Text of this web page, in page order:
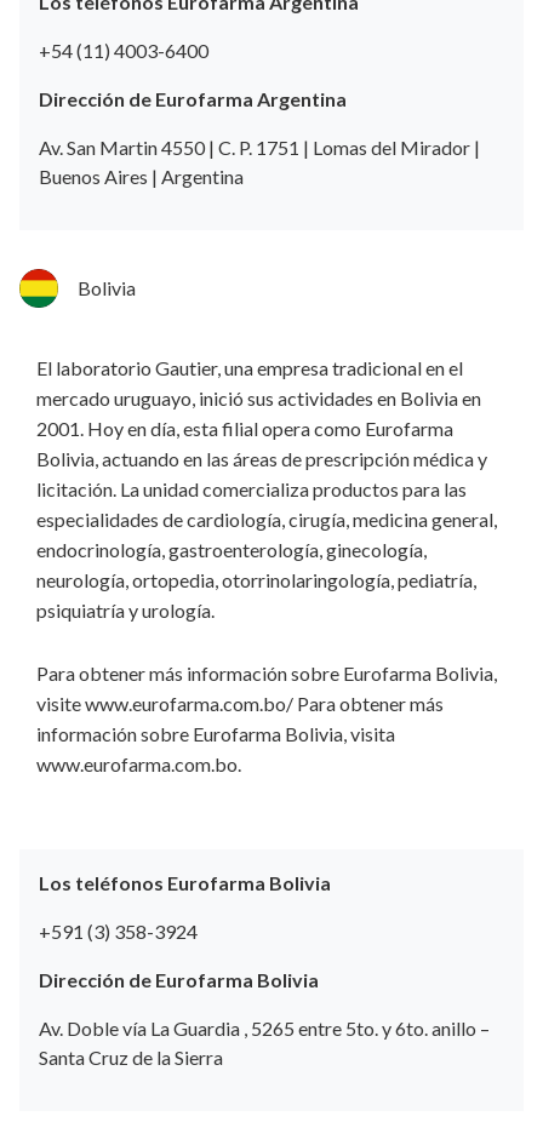
+54 (11) 4003-6400
Dirección de Eurofarma Argentina
Av. San Martin 4550 | C. P. 1751 | Lomas del Mirador |
Buenos Aires | Argentina
Bolivia
El laboratorio Gautier, una empresa tradicional en el
mercado uruguayo, inició sus actividades en Bolivia en
2001. Hoy en día, esta filial opera como Eurofarma
Bolivia, actuando en las áreas de prescripción médica y
licitación. La unidad comercializa productos para las
especialidades de cardiología, cirugía, medicina general,
endocrinología, gastroenterología, ginecología,
neurología, ortopedia, otorrinolaringología, pediatría,
psiquiatría y urología.
Para obtener más información sobre Eurofarma Bolivia,
visite www.eurofarma.com.bo/ Para obtener más
información sobre Eurofarma Bolivia, visita
www.eurofarma.com.bo.
Los teléfonos Eurofarma Bolivia
+591 (3) 358-3924
Dirección de Eurofarma Bolivia
Av. Doble vía La Guardia , 5265 entre 5to. y 6to. anillo –
Santa Cruz de la Sierra